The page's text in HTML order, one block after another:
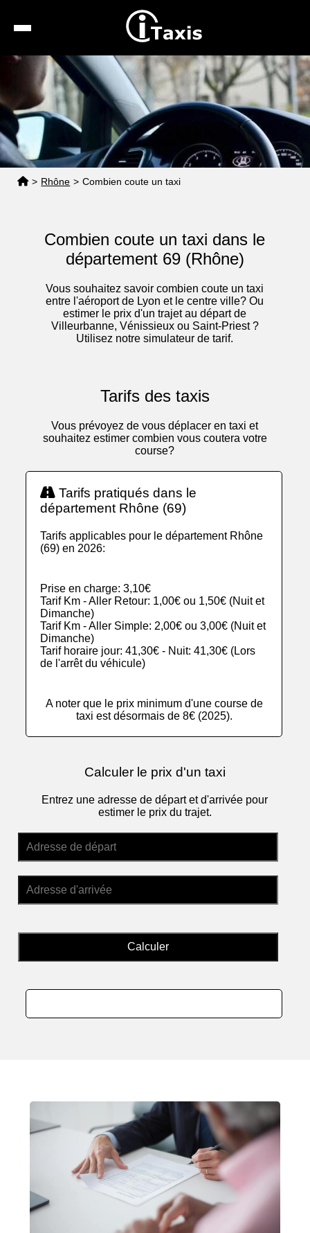
Recherche
Calcul de tarif
Taxis conventionnés
Espace pro
> Rhône > Combien coute un taxi
Combien coute un taxi dans le
département 69 (Rhône)
Vous souhaitez savoir combien coute un taxi
entre l'aéroport de Lyon et le centre ville? Ou
estimer le prix d'un trajet au départ de
Villeurbanne, Vénissieux ou Saint-Priest ?
Utilisez notre simulateur de tarif.
Tarifs des taxis
Vous prévoyez de vous déplacer en taxi et
souhaitez estimer combien vous coutera votre
course?
Tarifs pratiqués dans le
département Rhône (69)
Tarifs applicables pour le département Rhône
(69) en 2026:
Prise en charge: 3,10€
Tarif Km - Aller Retour: 1,00€ ou 1,50€ (Nuit et
Dimanche)
Tarif Km - Aller Simple: 2,00€ ou 3,00€ (Nuit et
Dimanche)
Tarif horaire jour: 41,30€ - Nuit: 41,30€ (Lors
de l'arrêt du véhicule)
A noter que le prix minimum d'une course de
taxi est désormais de 8€ (2025).
Calculer le prix d'un taxi
Entrez une adresse de départ et d'arrivée pour
estimer le prix du trajet.
Calculer